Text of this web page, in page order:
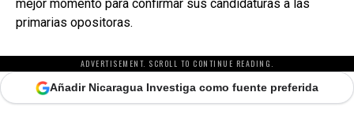
mejor momento para confirmar sus candidaturas a las
primarias opositoras.
ADVERTISEMENT. SCROLL TO CONTINUE READING.
Añadir Nicaragua Investiga como fuente preferida